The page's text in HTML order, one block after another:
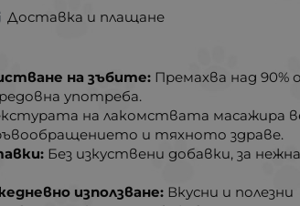
Доставка и плащане
на зъбите: Премахва над 90%
употреба.
на лакомствата масажира
и тяхното здраве.
Без изкуствени добавки, за
използване: Вкусни и полезни